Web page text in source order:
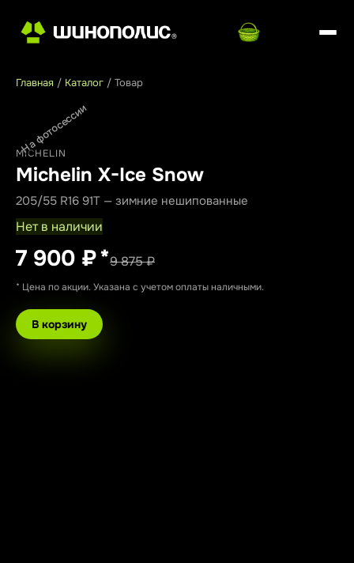
Главная / Каталог / Товар
На фотосессии
MICHELIN
Michelin X-Ice Snow
205/55 R16 91T — зимние нешипованные
Нет в наличии
7 900 ₽*9 875 ₽
* Цена по акции. Указана с учетом оплаты наличными.
В корзину